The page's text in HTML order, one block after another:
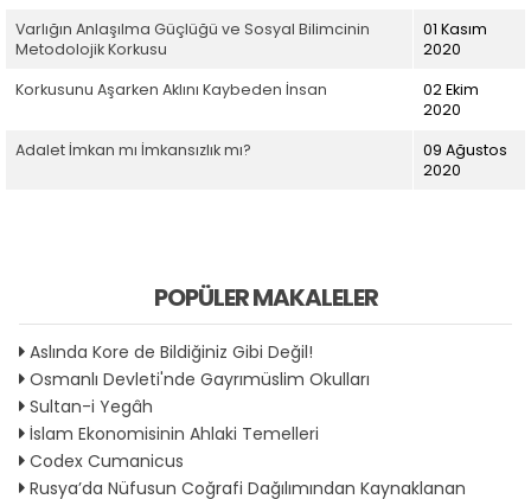
Varlığın Anlaşılma Güçlüğü ve Sosyal Bilimcinin
Metodolojik Korkusu
01 Kasım
2020
Korkusunu Aşarken Aklını Kaybeden İnsan
02 Ekim
2020
Adalet İmkan mı İmkansızlık mı?
09 Ağustos
2020
POPÜLER MAKALELER
Aslında Kore de Bildiğiniz Gibi Değil!
Osmanlı Devleti'nde Gayrımüslim Okulları
Sultan-i Yegâh
İslam Ekonomisinin Ahlaki Temelleri
Codex Cumanicus
Rusya’da Nüfusun Coğrafi Dağılımından Kaynaklanan